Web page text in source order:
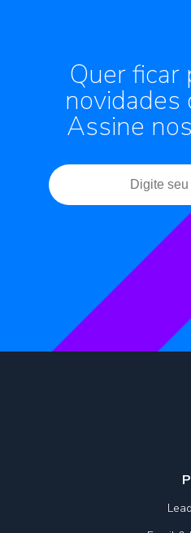
Quer ficar
novidades
Assine